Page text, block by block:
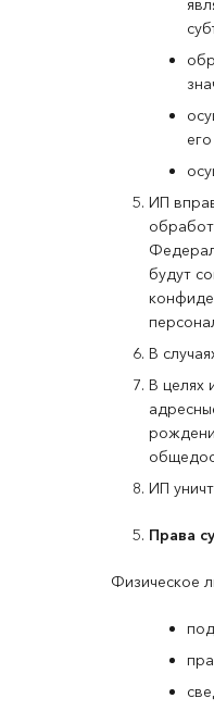
ИП
будут
В
В целях
ИП
Права
Физическое